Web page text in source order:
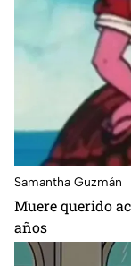
Samantha Guzmán
Muere querido
años